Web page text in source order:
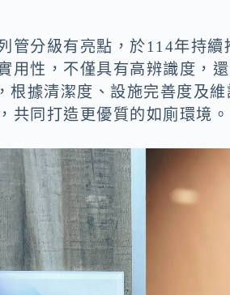
管分級有亮點，於114年持
用性，不僅具有高辨識度，
根據清潔度、設施完善度及
共同打造更優質的如廁環境。